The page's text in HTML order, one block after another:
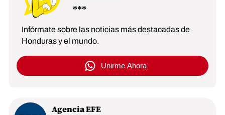
Infórmate sobre las noticias más destacadas de
Honduras y el mundo.
Unirme Ahora
Agencia EFE